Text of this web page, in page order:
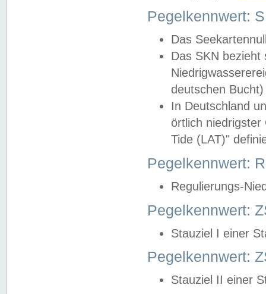
Pegelkennwert:
Das
Das SKN
deutschen
In Deutschland
örtlich
Tide (LAT)"
Pegelkennwert:
Regulierungs-
Pegelkennwert:
Stauziel I einer
Pegelkennwert:
Stauziel II einer